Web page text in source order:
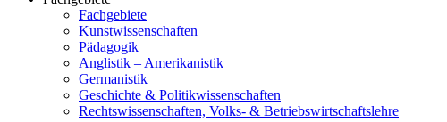
Fachgebiete
Kunstwissenschaften
Pädagogik
Anglistik – Amerikanistik
Germanistik
Geschichte & Politikwissenschaften
Rechtswissenschaften, Volks- & Betriebswirtschaftslehre